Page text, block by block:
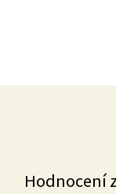
Hodnocení